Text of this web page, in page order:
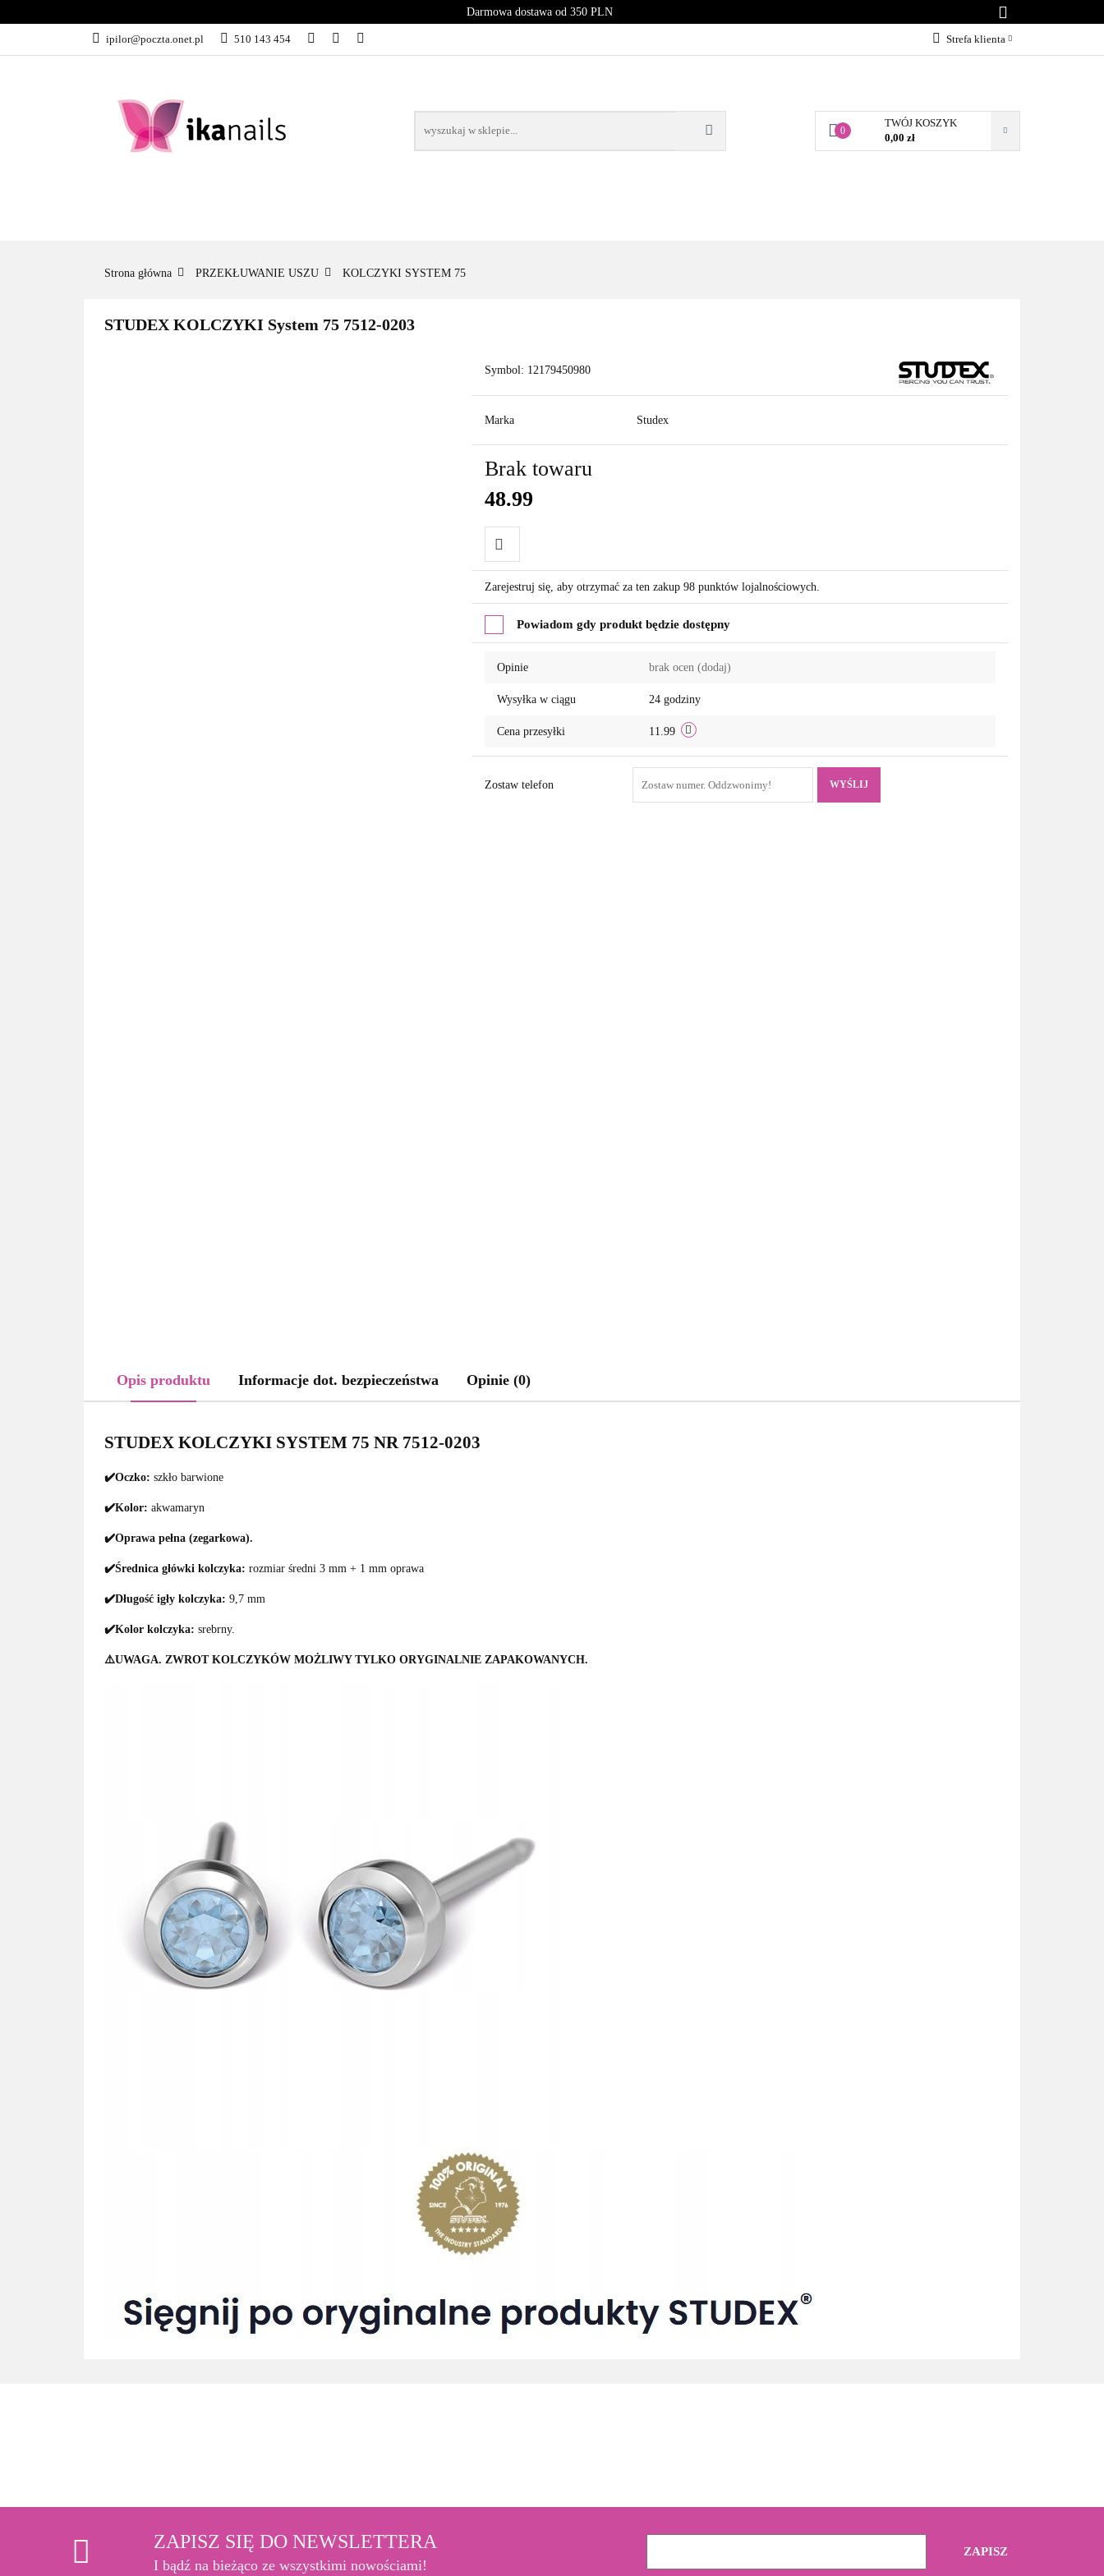
Darmowa dostawa od 350 PLN
ipilor@poczta.onet.pl 510 143 454 Strefa klienta
Dodaj zgłoszenie
Zgody cookies
0
TWÓJ KOSZYK
0,00 zł
KATEGORIE
Strona główna PRZEKŁUWANIE USZU KOLCZYKI SYSTEM 75
STUDEX KOLCZYKI System 75 7512-0203
Symbol: 12179450980
Marka Studex
Brak towaru
48.99
Do
przechowalni
Zarejestruj się, aby otrzymać za ten zakup 98 punktów lojalnościowych.
Powiadom gdy produkt będzie dostępny
Opinie brak ocen (dodaj)
Wysyłka w ciągu 24 godziny
Cena przesyłki 11.99
Zostaw telefon WYŚLIJ
Opis produktu Informacje dot. bezpieczeństwa Opinie (0)
STUDEX KOLCZYKI SYSTEM 75 NR 7512-0203
✔️Oczko: szkło barwione
✔️Kolor: akwamaryn
✔️Oprawa pełna (zegarkowa).
✔️Średnica główki kolczyka: rozmiar średni 3 mm + 1 mm oprawa
✔️Długość igły kolczyka: 9,7 mm
✔️Kolor kolczyka: srebrny.
⚠️UWAGA. ZWROT KOLCZYKÓW MOŻLIWY TYLKO ORYGINALNIE ZAPAKOWANYCH.
ZAPISZ SIĘ DO NEWSLETTERA
I bądź na bieżąco ze wszystkimi nowościami!